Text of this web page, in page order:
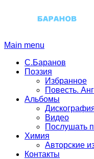
Main menu
С.Баранов
Поэзия
Избранное
Повесть.
Альбомы
Видео
Послушать
Химия
Авторские
Контакты